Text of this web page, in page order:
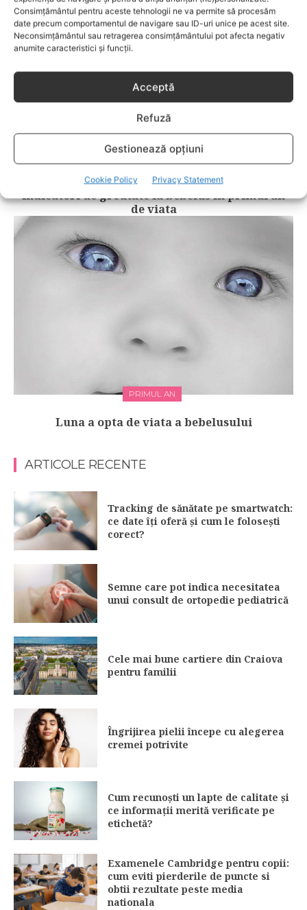
Consimțământul pentru aceste tehnologii ne va permite să procesăm
date precum comportamentul de navigare sau ID-uri unice pe acest site.
Neconsimțământul sau retragerea consimțământului pot afecta negativ
anumite caracteristici și funcții.
Acceptă
Refuză
Gestionează opțiuni
Cookie Policy Privacy Statement
PRIMUL AN
Indicatori de greutate la bebelus in primul an
de viata
PRIMUL AN
Luna a opta de viata a bebelusului
ARTICOLE RECENTE
Tracking de sănătate pe smartwatch:
ce date îți oferă și cum le folosești
corect?
Semne care pot indica necesitatea
unui consult de ortopedie pediatrică
Cele mai bune cartiere din Craiova
pentru familii
Îngrijirea pielii începe cu alegerea
cremei potrivite
Cum recunoști un lapte de calitate și
ce informații merită verificate pe
etichetă?
Examenele Cambridge pentru copii:
cum eviti pierderile de puncte si
obtii rezultate peste media
nationala